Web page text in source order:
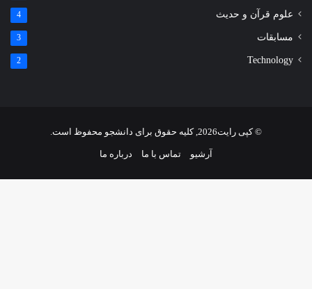
علوم قرآن و حدیث 4
مسابقات 3
Technology
2
© کپی رایت2026, کلیه حقوق برای دانشجو محفوظ است.
آرشیو تماس با ما درباره ما